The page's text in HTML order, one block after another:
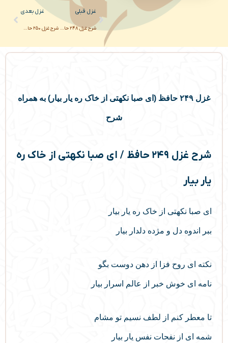
Prev
غزل قبلی
شرح غزل ۲۴۸ حافظ / ای صبا نکهتی از کوی فلانی به من آر
غزل بعدی
شرح غزل ۲۵۰ حافظ / روی بنمای و وجود خودم از یاد ببر
Next
غزل ۲۴۹ حافظ (ای صبا نکهتی از خاک ره یار بیار) به همراه
شرح
شرح غزل ۲۴۹ حافظ / ای صبا نکهتی از خاک ره
یار بیار
ای صبا نکهتی از خاک ره یار بیار
ببر اندوه دل و مژده دلدار بیار
نکته‌ ای روح فزا از دهن دوست بگو
نامه‌ ای خوش خبر از عالم اسرار بیار
تا معطر کنم از لطف نسیم تو مشام
شمه‌ ای از نفحات نفس یار بیار